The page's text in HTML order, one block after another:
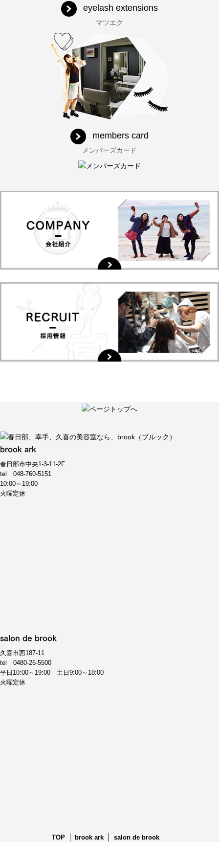
eyelash extensions
マツエク
members card
メンバーズカード
brook ark
春日部市中央1-3-11-2F
tel 048-760-5151
10:00～19:00
火曜定休
salon de brook
久喜市西187-11
tel 0480-26-5500
平日10:00～19:00 土日9:00～18:00
火曜定休
TOP brook ark salon de brook